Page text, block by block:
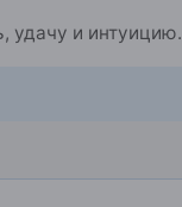
удачу и интуицию.